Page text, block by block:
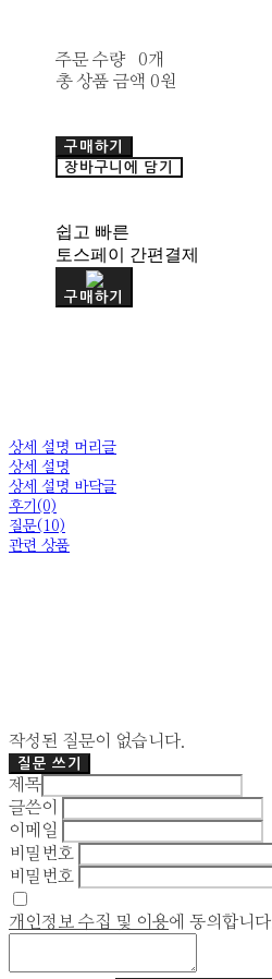
주문 수량
0개
총 상품 금액 0원
구매하기
장바구니에 담기
쉽고 빠른
토스페이 간편결제
구매하기
상세 설명 머리글
상세 설명
상세 설명 바닥글
후기(0)
질문(10)
관련 상품
작성된 질문이 없습니다.
질문 쓰기
제목
글쓴이
이메일
비밀번호
비밀번호
개인정보 수집 및 이용에 동의합니다.